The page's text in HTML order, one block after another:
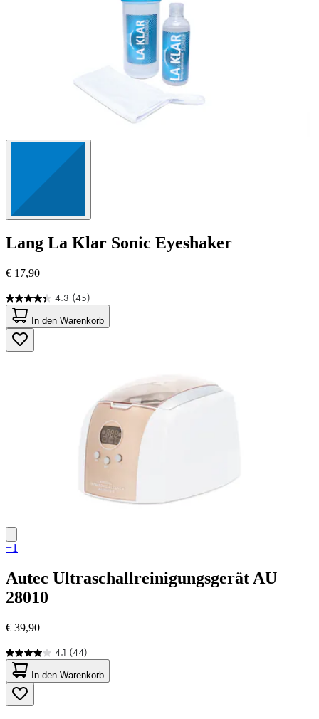
Lang La Klar Sonic Eyeshaker
€ 17,90
4.3 (45)
4.3
von
5
Sternen.
45
In den Warenkorb
+1
Autec Ultraschallreinigungsgerät AU
28010
€ 39,90
4.1 (44)
4.1
von
5
Sternen.
44
In den Warenkorb